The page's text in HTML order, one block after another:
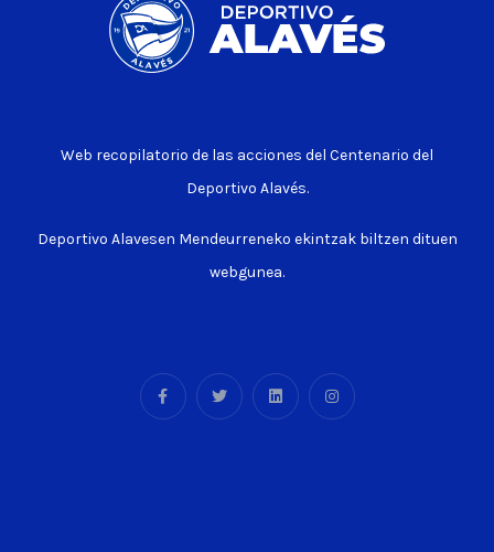
Web recopilatorio de las acciones del Centenario del
Deportivo Alavés.
Deportivo Alavesen Mendeurreneko ekintzak biltzen dituen
webgunea.